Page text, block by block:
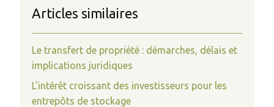
Articles similaires
Le transfert de propriété : démarches, délais et
implications juridiques
L’intérêt croissant des investisseurs pour les
entrepôts de stockage